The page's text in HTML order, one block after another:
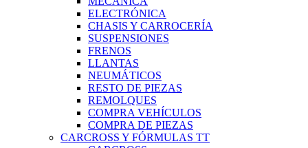
ELECTRÓNICA
CHASIS Y CARROCERÍA
SUSPENSIONES
FRENOS
LLANTAS
NEUMÁTICOS
RESTO DE PIEZAS
REMOLQUES
COMPRA VEHÍCULOS
COMPRA DE PIEZAS
CARCROSS Y FÓRMULAS TT